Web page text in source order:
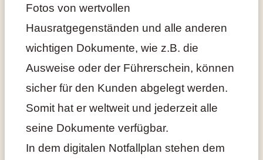
Fotos von wertvollen
Hausratgegenständen und alle anderen
wichtigen Dokumente, wie z.B. die
Ausweise oder der Führerschein, können
sicher für den Kunden abgelegt werden.
Somit hat er weltweit und jederzeit alle
seine Dokumente verfügbar.
In dem digitalen Notfallplan stehen dem